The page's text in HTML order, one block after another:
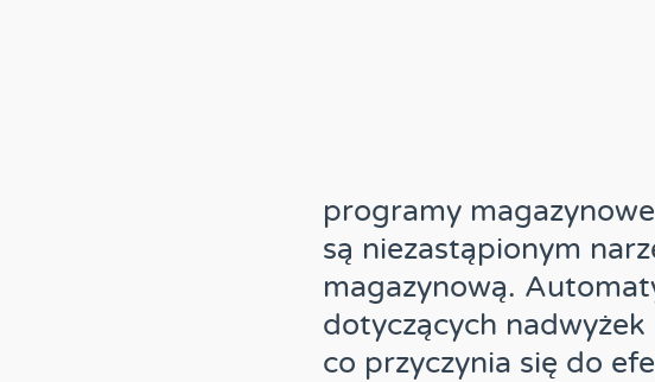
programy
są niezastąpionym
magazynową.
dotyczących nadwyżek
co przyczynia się do